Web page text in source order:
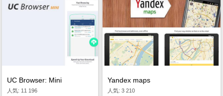
UC Browser: Mini
人気: 11 196
Yandex maps
人気: 3 210